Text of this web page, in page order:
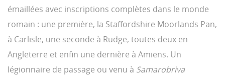
émaillées avec inscriptions complètes dans le monde
romain : une première, la Staffordshire Moorlands Pan,
à Carlisle, une seconde à Rudge, toutes deux en
Angleterre et enfin une dernière à Amiens. Un
légionnaire de passage ou venu à Samarobriva